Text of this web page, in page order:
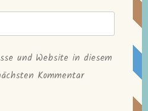
und Website in diesem
Kommentar